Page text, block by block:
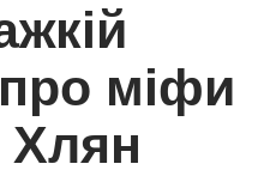
міфи
Хлян